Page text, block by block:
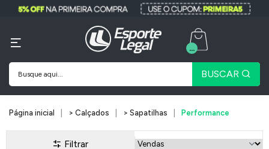
BUSCAR
...
Página inicial > Calçados > Sapatilhas Performance
Filtrar